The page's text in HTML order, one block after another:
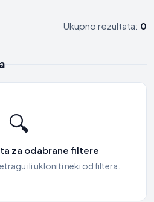
Ukupno rezultata: 0
🔍
za odabrane filtere
ili ukloniti neki od filtera.